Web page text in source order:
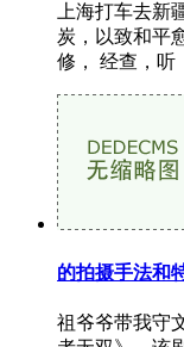
上海打车去新
炭，以致和平
修， 经查，听
的拍摄手法和
祖爷爷带我守